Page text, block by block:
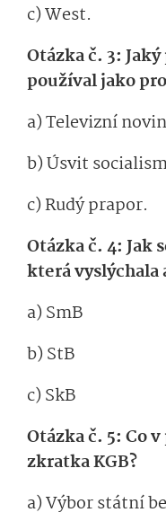
c) West.
Otázka č. 3:
používal jako
a) Televizní
b) Úsvit
c) Rudý prapor.
Otázka č. 4: Jak
která vyslýchala
a) SmB
b) StB
c) SkB
Otázka č. 5: Co
zkratka KGB?
a) Výbor státní